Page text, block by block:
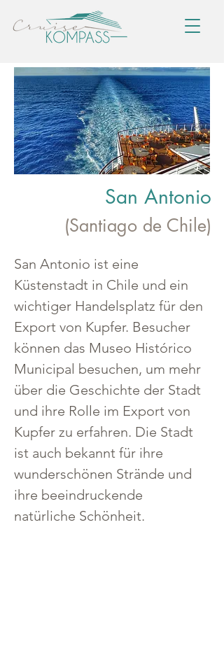
San Antonio
(Santiago de Chile)
San Antonio ist eine
Küstenstadt in Chile und ein
wichtiger Handelsplatz für den
Export von Kupfer. Besucher
können das Museo Histórico
Municipal besuchen, um mehr
über die Geschichte der Stadt
und ihre Rolle im Export von
Kupfer zu erfahren. Die Stadt
ist auch bekannt für ihre
wunderschönen Strände und
ihre beeindruckende
natürliche Schönheit.